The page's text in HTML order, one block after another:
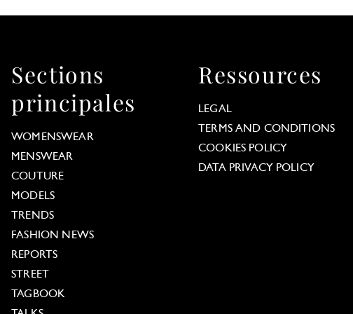
Sections
principales
WOMENSWEAR
MENSWEAR
COUTURE
MODELS
TRENDS
FASHION NEWS
REPORTS
STREET
TAGBOOK
Ressources
LEGAL
TERMS AND CONDITIONS
COOKIES POLICY
DATA PRIVACY POLICY